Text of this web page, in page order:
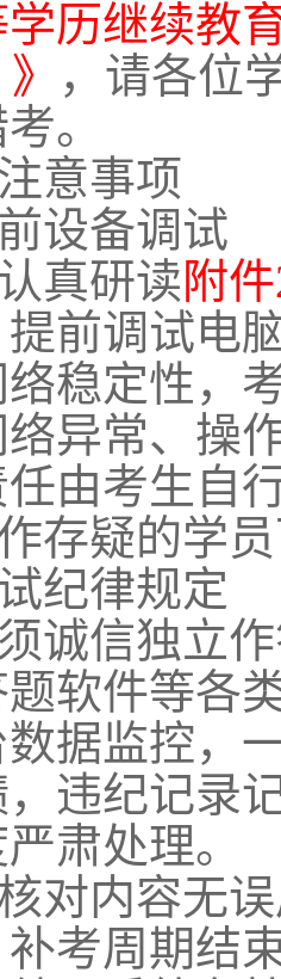
历继续教
，请各位
。
意事项
设备调试
真研读附
提前调试电
稳定性，
异常、操
由考生自
存疑的学
纪律规定
诚信独立
软件等各
据监控，
违纪记录
肃处理。
对内容无
考周期结